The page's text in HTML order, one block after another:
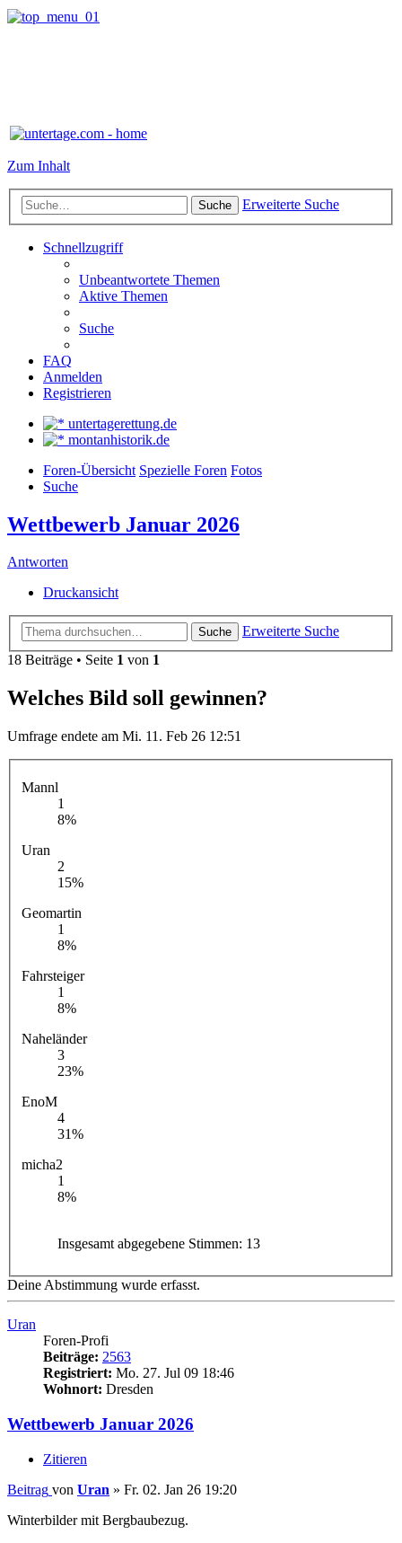
Zum Inhalt
Suche Erweiterte Suche
Schnellzugriff
Unbeantwortete Themen
Aktive Themen
Suche
FAQ
Anmelden
Registrieren
untertagerettung.de
montanhistorik.de
Foren-Übersicht Spezielle Foren Fotos
Suche
Wettbewerb Januar 2026
Antworten
Druckansicht
Suche
Erweiterte Suche
18 Beiträge • Seite 1 von 1
Welches Bild soll gewinnen?
Umfrage endete am Mi. 11. Feb 26 12:51
Mannl
1
8%
Uran
2
15%
Geomartin
1
8%
Fahrsteiger
1
8%
Naheländer
3
23%
EnoM
4
31%
micha2
1
8%
Insgesamt abgegebene Stimmen: 13
Deine Abstimmung wurde erfasst.
Uran
Foren-Profi
Beiträge: 2563
Registriert: Mo. 27. Jul 09 18:46
Wohnort: Dresden
Wettbewerb Januar 2026
Zitieren
Beitrag von Uran » Fr. 02. Jan 26 19:20
Winterbilder mit Bergbaubezug.